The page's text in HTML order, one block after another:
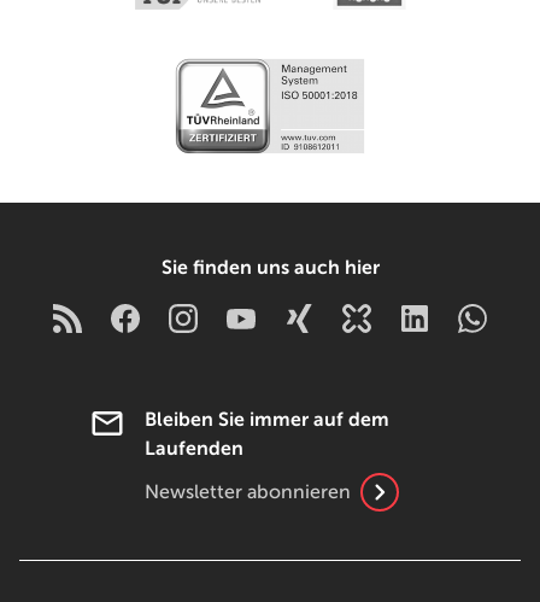
Sie finden uns auch hier
Bleiben Sie immer auf dem
Laufenden
Newsletter abonnieren